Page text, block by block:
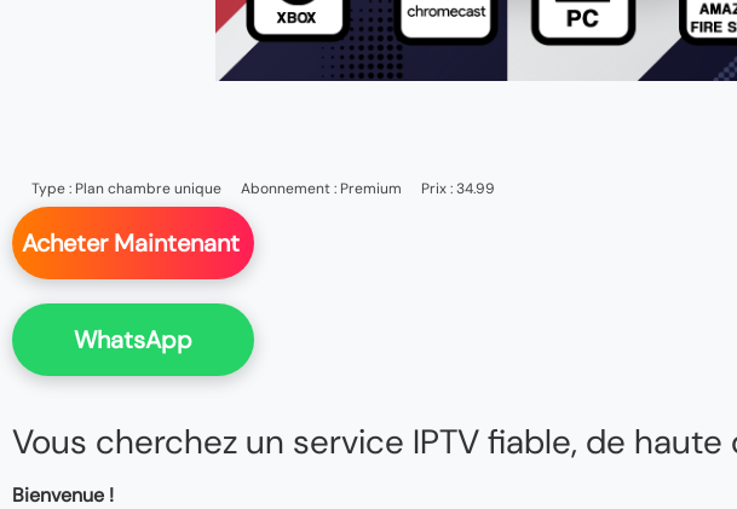
Type : Plan chambre unique Abonnement : Premium Prix : 34.99
Acheter Maintenant
WhatsApp
Vous cherchez un service IPTV fiable, de
Bienvenue !